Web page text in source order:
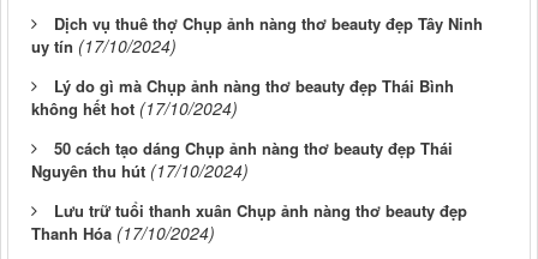
Dịch vụ thuê thợ Chụp ảnh nàng thơ beauty đẹp Tây Ninh
uy tín (17/10/2024)
Lý do gì mà Chụp ảnh nàng thơ beauty đẹp Thái Bình
không hết hot (17/10/2024)
50 cách tạo dáng Chụp ảnh nàng thơ beauty đẹp Thái
Nguyên thu hút (17/10/2024)
Lưu trữ tuổi thanh xuân Chụp ảnh nàng thơ beauty đẹp
Thanh Hóa (17/10/2024)